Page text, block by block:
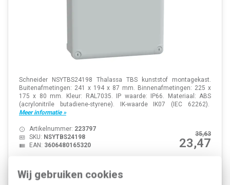
Wij gebruiken cookies
Schneider NSYTBS24198 Thalassa TBS kunststof montagekast.
Buitenafmetingen: 241 x 194 x 87 mm. Binnenafmetingen: 225 x
175 x 80 mm. Kleur: RAL7035. IP waarde: IP66. Materiaal: ABS
(acrylonitrile butadiene-styrene). IK-waarde IK07 (IEC 62262).
Meer informatie »
35,63
23,47
Artikelnummer: 223797
SKU: NSYTBS24198
EAN: 3606480165320
Voorraad:
16